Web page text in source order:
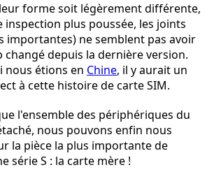
forme soit légèrement différente,
inspection plus poussée, les joints
importantes) ne semblent pas avoir
changé depuis la dernière version.
nous étions en Chine, il y aurait un
à cette histoire de carte SIM.
l'ensemble des périphériques du
nous pouvons enfin nous
la pièce la plus importante de
série S : la carte mère !